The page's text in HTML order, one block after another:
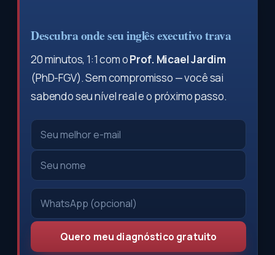
Descubra onde seu inglês executivo trava
20 minutos, 1:1 com oProf. Micael Jardim
(PhD-FGV). Sem compromisso — você sai
sabendo seu nível real e o próximo passo.
Quero meu diagnóstico gratuito